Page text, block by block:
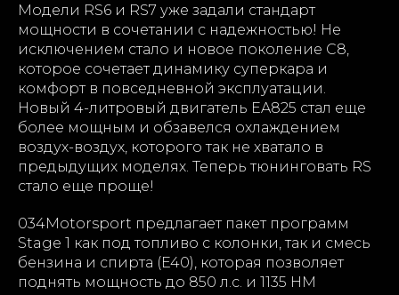
Модели RS6 и RS7 уже задали стандарт
мощности в сочетании с надежностью! Не
исключением стало и новое поколение C8,
которое сочетает динамику суперкара и
комфорт в повседневной эксплуатации.
Новый 4-литровый двигатель EA825 стал еще
более мощным и обзавелся охлаждением
воздух-воздух, которого так не хватало в
предыдущих моделях. Теперь тюнинговать RS
стало еще проще!
034Motorsport предлагает пакет программ
Stage 1 как под топливо с колонки, так и смесь
бензина и спирта (E40), которая позволяет
поднять мощность до 850 л.с. и 1135 НМ